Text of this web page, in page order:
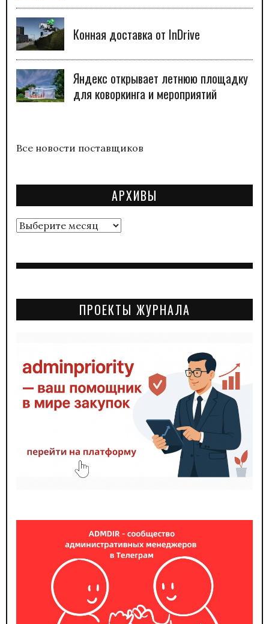
Конная доставка от InDrive
Яндекс открывает летнюю площадку
для коворкинга и мероприятий
Все новости поставщиков
АРХИВЫ
Архивы
ПРОЕКТЫ ЖУРНАЛА